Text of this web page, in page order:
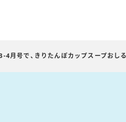
月号で、きりたんぽカップスープおし